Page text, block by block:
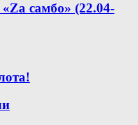
самбо» (22.04-